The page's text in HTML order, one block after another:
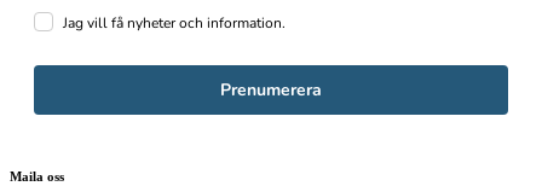
Jag vill få nyheter och information.
Prenumerera
Maila oss